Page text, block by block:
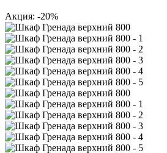
Акция: -20%